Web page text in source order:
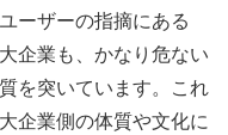
ーザーの指摘にある
企業も、かなり危ない
を突いています。これ
企業側の体質や文化に